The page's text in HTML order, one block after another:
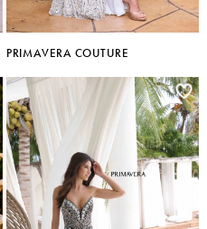
PRIMAVERA COUTURE